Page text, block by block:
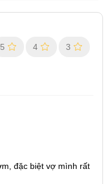
5 4 3
đặc biệt vợ mình rất